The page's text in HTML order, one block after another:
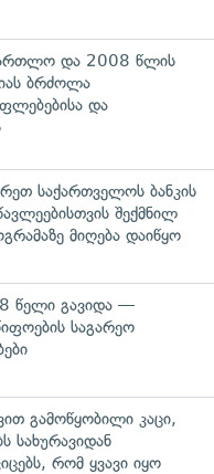
და 2008 წლის
ბრძოლა
და
საქართველოს ბანკის
შექმნილ
მიღება დაიწყო
წელი გავიდა —
საგარეო
გამოწყობილი კაცი,
სახურავიდან
რომ ყვავი იყო